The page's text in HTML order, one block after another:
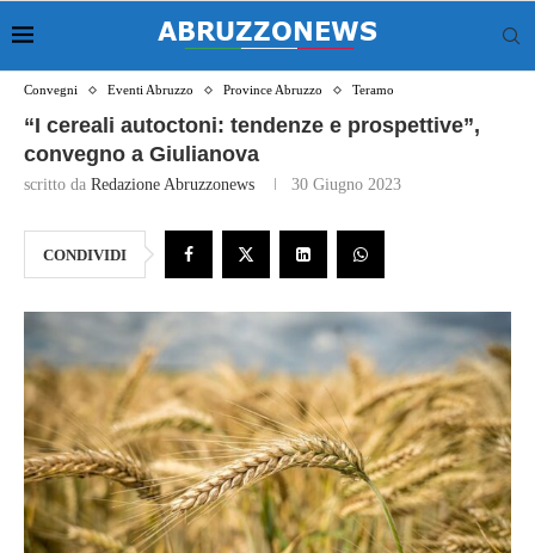
Convegni Eventi Abruzzo Province Abruzzo Teramo
“I cereali autoctoni: tendenze e prospettive”,
convegno a Giulianova
scritto da Redazione Abruzzonews 30 Giugno 2023
CONDIVIDI